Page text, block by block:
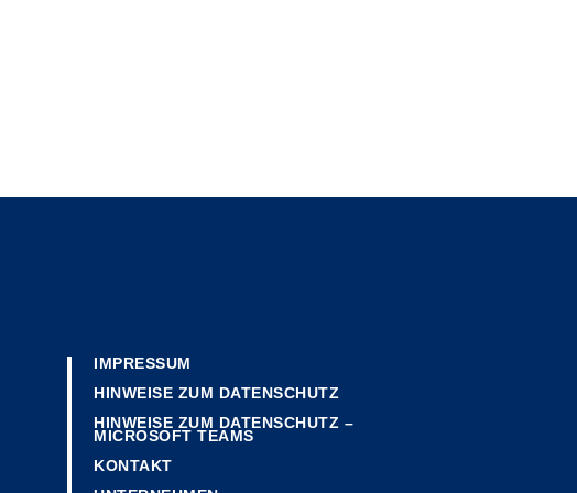
IMPRESSUM
HINWEISE ZUM DATENSCHUTZ
HINWEISE ZUM DATENSCHUTZ –
MICROSOFT TEAMS
KONTAKT